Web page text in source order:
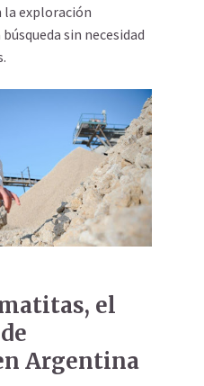
la exploración
sin necesidad
el
Argentina